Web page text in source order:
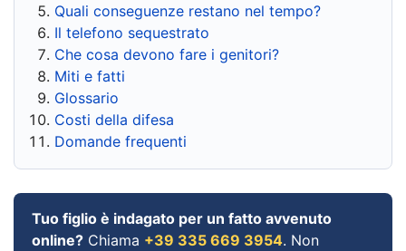
Quali conseguenze restano nel tempo?
Il telefono sequestrato
Che cosa devono fare i genitori?
Miti e fatti
Glossario
Costi della difesa
Domande frequenti
Tuo figlio è indagato per un fatto avvenuto
online? Chiama +39 335 669 3954. Non